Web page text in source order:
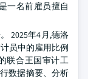
一名前雇员擅自
2025年4月,德洛
员中的雇用比例
联合王国审计工
数据摘要、分析